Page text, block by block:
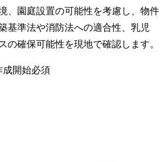
、園庭設置の可能性を考慮し、物件
基準法や消防法への適合性、乳児
の確保可能性を現地で確認します。
成開始必須